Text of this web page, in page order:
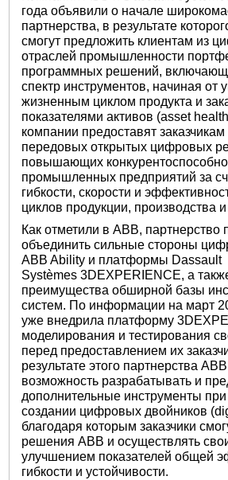
года объявили о начале
партнерства, в результате
смогут предложить клиентам из
отраслей промышленности
программных решений,
спектр инструментов, начиная от
жизненным циклом продукта и
показателями активов (asset
компании предоставят
передовых открытых цифровых
повышающих
промышленных предприятий за
гибкости, скорости и
циклов продукции, производства
Как отметили в ABB, партнерство
объединить сильные стороны
ABB Ability и платформы Dassault
Systèmes 3DEXPERIENCE, а
преимущества обширной базы
систем. По информации на март
уже внедрила платформу
моделирования и тестирования
перед предоставлением их
результате этого партнерства
возможность разрабатывать и
дополнительные инструменты при
создании цифровых двойников
благодаря которым заказчики
решения ABB и осуществлять
улучшением показателей общей
гибкости и устойчивости.